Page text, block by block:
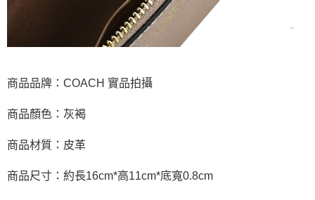
商品品牌：COACH 實品拍攝
商品顏色：灰褐
商品材質：皮革
商品尺寸：約長16cm*高11cm*底寬0.8cm